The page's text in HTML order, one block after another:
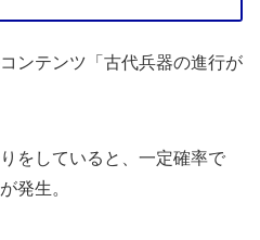
ンテンツ「古代兵器の進行が
をしていると、一定確率で
発生。